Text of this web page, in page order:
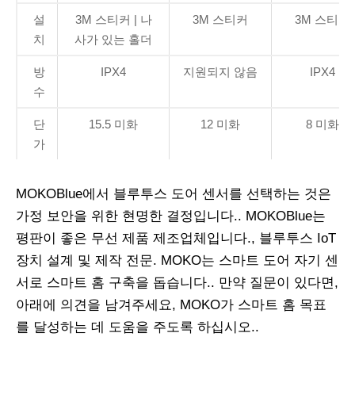
설
치
3M 스티커 | 나
사가 있는 홀더
3M 스티커 3M 스티커
방
수
IPX4 지원되지 않음 IPX4
단
가
15.5 미화 12 미화 8 미화
MOKOBlue에서 블루투스 도어 센서를 선택하는 것은
가정 보안을 위한 현명한 결정입니다.. MOKOBlue는
평판이 좋은 무선 제품 제조업체입니다., 블루투스 IoT
장치 설계 및 제작 전문. MOKO는 스마트 도어 자기 센
서로 스마트 홈 구축을 돕습니다.. 만약 질문이 있다면,
아래에 의견을 남겨주세요, MOKO가 스마트 홈 목표
를 달성하는 데 도움을 주도록 하십시오..